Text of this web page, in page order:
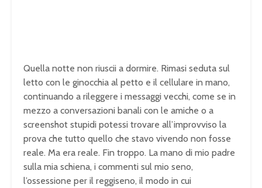
Quella notte non riuscii a dormire. Rimasi seduta sul
letto con le ginocchia al petto e il cellulare in mano,
continuando a rileggere i messaggi vecchi, come se in
mezzo a conversazioni banali con le amiche o a
screenshot stupidi potessi trovare all’improvviso la
prova che tutto quello che stavo vivendo non fosse
reale. Ma era reale. Fin troppo. La mano di mio padre
sulla mia schiena, i commenti sul mio seno,
l’ossessione per il reggiseno, il modo in cui